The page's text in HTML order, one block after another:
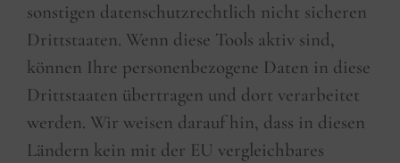
sonstigen datenschutzrechtlich nicht sicheren
Drittstaaten. Wenn diese Tools aktiv sind,
können Ihre personenbezogene Daten in diese
Drittstaaten übertragen und dort verarbeitet
werden. Wir weisen darauf hin, dass in diesen
Ländern kein mit der EU vergleichbares